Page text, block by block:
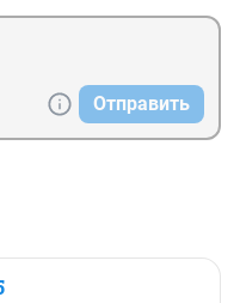
Отправить